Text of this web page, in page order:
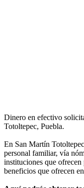
Dinero en efectivo
Totoltepec, Puebla.
En San Martín
personal familiar, vía
instituciones que ofrecen
beneficios que ofrecen